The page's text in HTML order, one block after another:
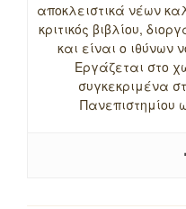
αποκλειστικά νέων
κριτικός βιβλίου,
και είναι ο ιθύνων
Εργάζεται στο
συγκεκριμένα
Πανεπιστημίου